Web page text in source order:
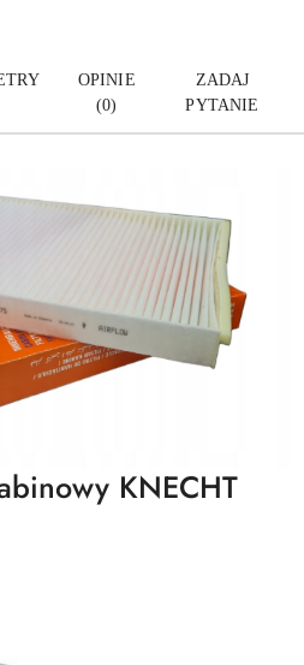
OPINIE
(0)
ZADAJ
PYTANIE
KNECHT